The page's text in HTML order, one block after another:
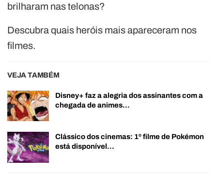
brilharam nas telonas?
Descubra quais heróis mais apareceram nos
filmes.
VEJA TAMBÉM
Disney+ faz a alegria dos assinantes com a
chegada de animes…
Clássico dos cinemas: 1º filme de Pokémon
está disponível…